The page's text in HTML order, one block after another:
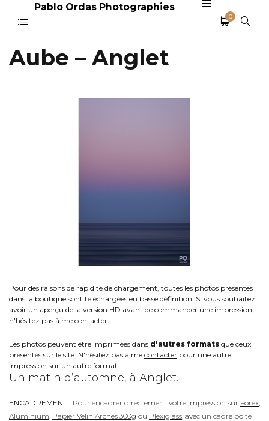
Pablo Ordas Photographies
0
Aube – Anglet
Pour des raisons de rapidité de chargement, toutes les photos présentes
dans la boutique sont téléchargées en basse définition. Si vous souhaitez
avoir un aperçu de la version HD avant de commander une impression,
n'hésitez pas à me contacter
Les photos peuvent être imprimées dans d'autres formats que ceux
présentés sur le site. N'hésitez pas à me contacter pour une autre
impression sur un autre format.
Un matin d’automne, à Anglet.
ENCADREMENT : Pour encadrer directement votre impression sur Forex
Aluminium Papier Velin Arches 300g ou Plexiglass , avec un cadre boite